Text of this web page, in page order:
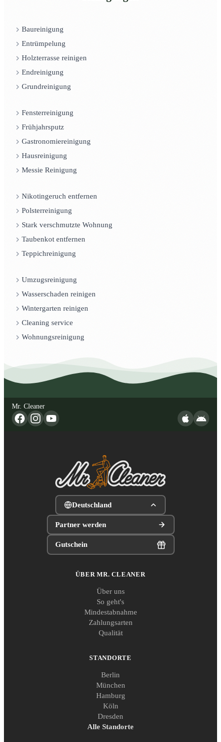
Baureinigung
Entrümpelung
Holzterrasse reinigen
Endreinigung
Grundreinigung
Fensterreinigung
Frühjahrsputz
Gastronomiereinigung
Hausreinigung
Messie Reinigung
Nikotingeruch entfernen
Polsterreinigung
Stark verschmutzte Wohnung
Taubenkot entfernen
Teppichreinigung
Umzugsreinigung
Wasserschaden reinigen
Wintergarten reinigen
Cleaning service
Wohnungsreinigung
Mr. Cleaner
Deutschland
Partner werden
Gutschein
ÜBER MR. CLEANER
Über uns
So geht's
Mindestabnahme
Zahlungsarten
Qualität
STANDORTE
Berlin
München
Hamburg
Köln
Dresden
Alle Standorte